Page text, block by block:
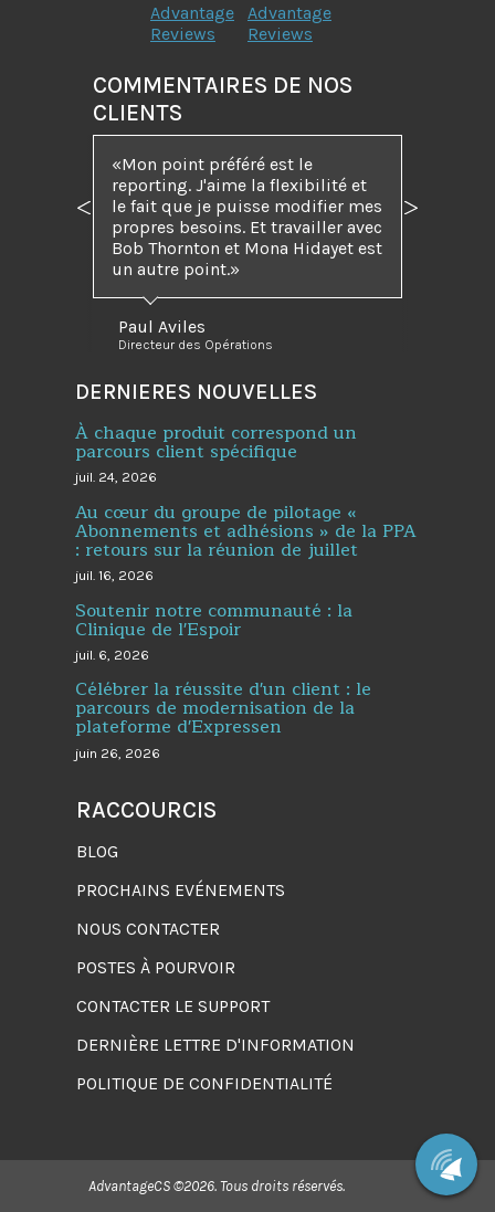
Advantage
Reviews
Advantage
Reviews
COMMENTAIRES DE NOS
CLIENTS
Mon point préféré est le
reporting. J'aime la flexibilité et
le fait que je puisse modifier mes
propres besoins. Et travailler avec
Bob Thornton et Mona Hidayet est
un autre point.
Paul Aviles
Directeur des Opérations
Précédent Suivant
DERNIERES NOUVELLES
À chaque produit correspond un
parcours client spécifique
juil. 24, 2026
Au cœur du groupe de pilotage «
Abonnements et adhésions » de la PPA
: retours sur la réunion de juillet
juil. 16, 2026
Soutenir notre communauté : la
Clinique de l'Espoir
juil. 6, 2026
Célébrer la réussite d'un client : le
parcours de modernisation de la
plateforme d'Expressen
juin 26, 2026
RACCOURCIS
BLOG
PROCHAINS EVÉNEMENTS
NOUS CONTACTER
POSTES À POURVOIR
CONTACTER LE SUPPORT
DERNIÈRE LETTRE D'INFORMATION
POLITIQUE DE CONFIDENTIALITÉ
AdvantageCS ©2026. Tous droits réservés.